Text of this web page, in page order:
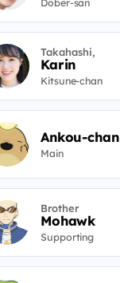
Takahashi,
Karin
Kitsune-chan
Ankou-chan
Main
Brother
Mohawk
Supporting